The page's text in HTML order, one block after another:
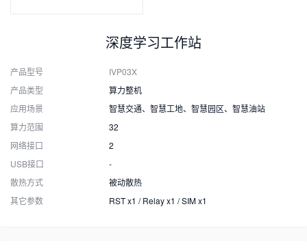
深度学习工作站
产品型号
IVP03X
产品类型
算力整机
应用场景
智慧交通、智慧工地、智慧园区、智慧油站
算力范围
32
网络接口
2
USB接口
-
散热方式
被动散热
其它参数
RST x1 / Relay x1 / SIM x1